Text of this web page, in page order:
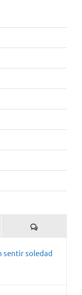
Comentarios
sentir soledad